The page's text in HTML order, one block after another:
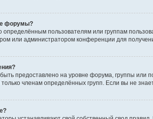
форумы?
пользователям или группам
или администратором конференции для
предоставлено на уровне форума, группы
членам определённых групп. Если вы не